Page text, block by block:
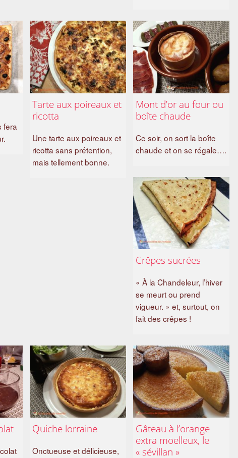
fera
Tarte aux poireaux et
ricotta
Une tarte aux poireaux et
ricotta sans prétention,
mais tellement bonne.
Mont d’or au four ou
boîte chaude
Ce soir, on sort la boîte
chaude et on se régale….
Crêpes sucrées
« À la Chandeleur, l’hiver
se meurt ou prend
vigueur. » et, surtout, on
fait des crêpes !
Quiche lorraine
Onctueuse et délicieuse,
Gâteau à l’orange
extra moelleux, le
« sévillan »